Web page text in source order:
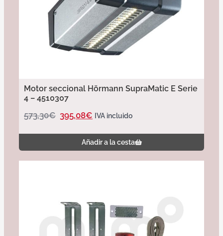
Motor seccional Hörmann SupraMatic E Serie
4 – 4510307
573,30€ 395,08€ IVA incluido
Añadir a la cesta